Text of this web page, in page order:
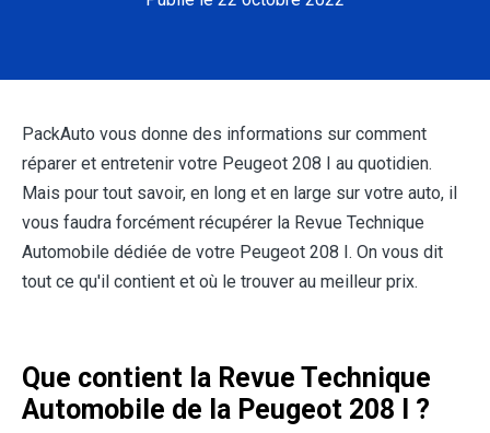
PackAuto vous donne des informations sur comment
réparer et entretenir votre Peugeot 208 I au quotidien.
Mais pour tout savoir, en long et en large sur votre auto, il
vous faudra forcément récupérer la Revue Technique
Automobile dédiée de votre Peugeot 208 I. On vous dit
tout ce qu'il contient et où le trouver au meilleur prix.
Que contient la Revue Technique
Automobile de la Peugeot 208 I ?